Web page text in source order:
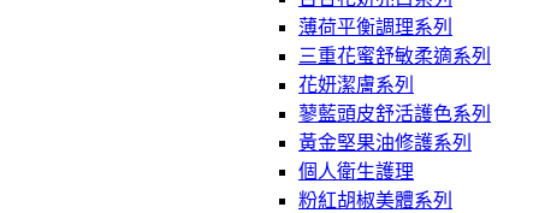
薄荷平衡調理系列
三重花蜜舒敏柔適系列
花妍潔膚系列
蓼藍頭皮舒活護色系列
黃金堅果油修護系列
個人衛生護理
粉紅胡椒美體系列